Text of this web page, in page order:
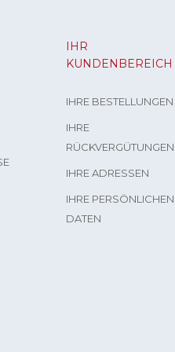
IHR
KUNDENBEREICH
IHRE BESTELLUNGEN
IHRE
RÜCKVERGÜTUNGEN
IHRE ADRESSEN
IHRE PERSÖNLICHEN
DATEN